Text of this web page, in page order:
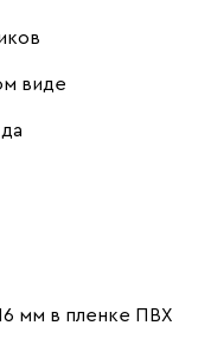
виде
да
мм в пленке ПВХ